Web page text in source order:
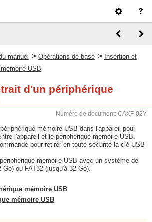
manuel > Opérations de base > Insertion et
USB
d'un périphérique
Numéro de document: CAXF-02Y
mémoire USB dans l'appareil pour
l'appareil et le périphérique mémoire USB.
pour retirer en toute sécurité la clé USB
mémoire USB avec un système de
ou FAT32 (jusqu'à 32 Go).
mémoire USB
mémoire USB